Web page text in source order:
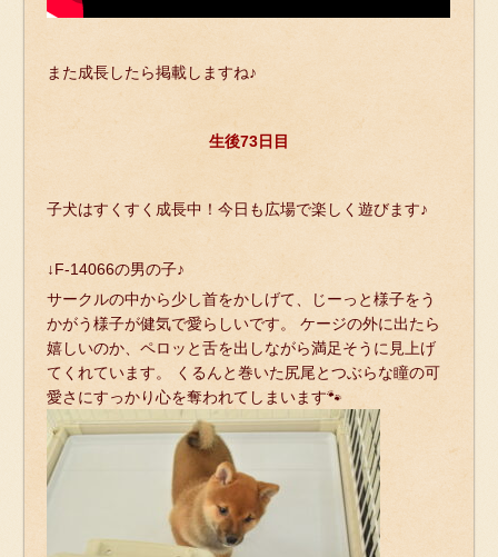
また成長したら掲載しますね♪
生後73日目
子犬はすくすく成長中！今日も広場で楽しく遊びます♪
↓F-14066の男の子♪
サークルの中から少し首をかしげて、じーっと様子をう
かがう様子が健気で愛らしいです。 ケージの外に出たら
嬉しいのか、ペロッと舌を出しながら満足そうに見上げ
てくれています。 くるんと巻いた尻尾とつぶらな瞳の可
愛さにすっかり心を奪われてしまいます🐾